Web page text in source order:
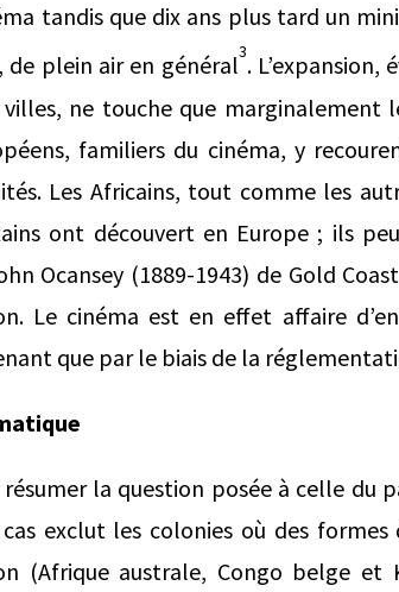
tandis que dix ans plus tard un
de plein air en général3.
ne touche que marginalement
familiers du cinéma, y
Les Africains, tout comme les
ont découvert en Europe ; ils
Ocansey (1889-1943) de Gold
Le cinéma est en effet affaire
que par le biais de la
la question posée à celle du
exclut les colonies où des
(Afrique australe, Congo belge et